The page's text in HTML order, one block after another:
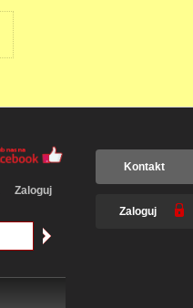
Zaloguj
Kontakt
Zaloguj